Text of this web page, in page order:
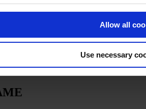
Allow all
Use necessary